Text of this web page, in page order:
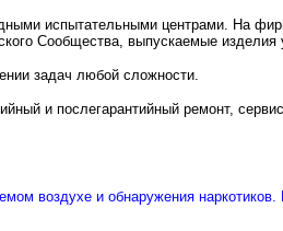
испытательными центрами. На
Сообщества, выпускаемые изделия
задач любой сложности.
и послегарантийный ремонт,
воздухе и обнаружения наркотиков.